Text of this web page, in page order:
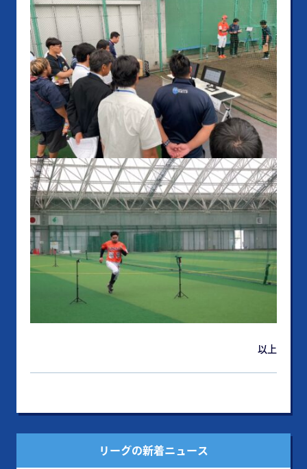
以上
リーグの新着ニュース